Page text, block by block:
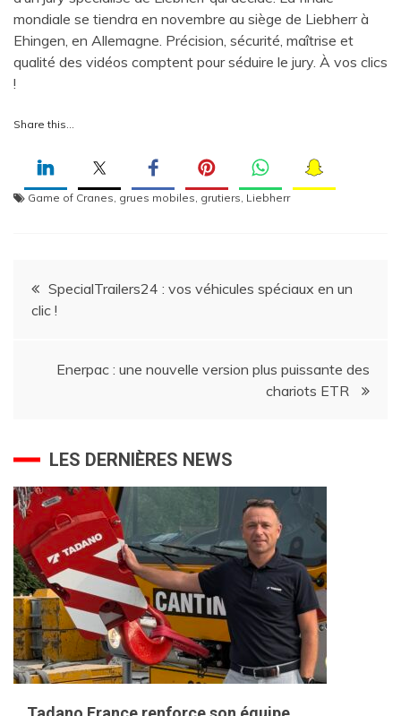
mondiale se tiendra en novembre au siège de Liebherr à
Ehingen, en Allemagne. Précision, sécurité, maîtrise et
qualité des vidéos comptent pour séduire le jury. À vos clics
!
Share this…
Game of Cranes, grues mobiles, grutiers, Liebherr
Navigation
de
l’article
SpecialTrailers24 : vos véhicules spéciaux en un
clic !
Enerpac : une nouvelle version plus puissante des
chariots ETR
LES DERNIÈRES NEWS